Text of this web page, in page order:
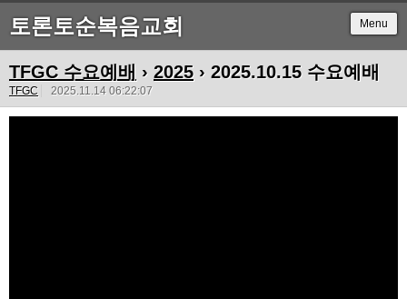
토론토순복음교회 Menu
TFGC 수요예배 › 2025 › 2025.10.15 수요예배
TFGC 2025.11.14 06:22:07